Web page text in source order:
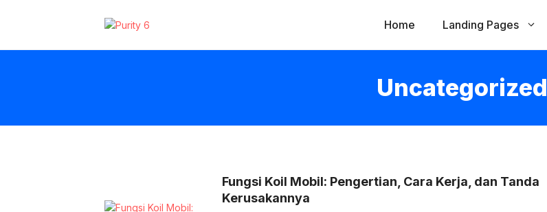
Home Landing Pages
Uncategorized
Fungsi Koil Mobil: Pengertian, Cara Kerja, dan Tanda
Kerusakannya